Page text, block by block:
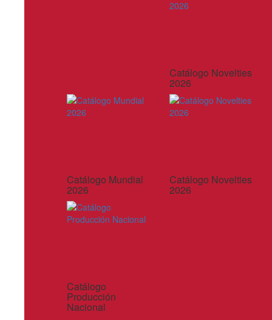
Catálogo Novelties
2026
Catálogo Mundial
2026
Catálogo Novelties
2026
Catálogo
Producción
Nacional